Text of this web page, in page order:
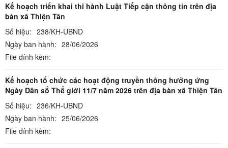
Kế hoạch triển khai thi hành Luật Tiếp cận thông tin trên địa
bàn xã Thiện Tân
Số hiệu: 238/KH-UBND
Ngày ban hành: 28/06/2026
File đính kèm:
Kế hoạch tổ chức các hoạt động truyền thông hưởng ứng
Ngày Dân số Thế giới 11/7 năm 2026 trên địa bàn xã Thiện Tân
Số hiệu: 236/KH-UBND
Ngày ban hành: 25/06/2026
File đính kèm: